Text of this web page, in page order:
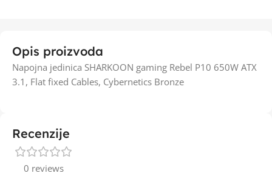
Opis proizvoda
Napojna jedinica SHARKOON gaming Rebel P10 650W ATX
3.1, Flat fixed Cables, Cybernetics Bronze
Recenzije
0 reviews